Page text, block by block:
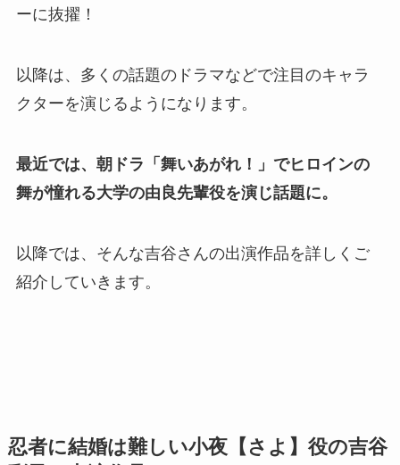
ーに抜擢！
以降は、多くの話題のドラマなどで注目のキャラ
クターを演じるようになります。
最近では、朝ドラ「舞いあがれ！」でヒロインの
舞が憧れる大学の由良先輩役を演じ話題に。
以降では、そんな吉谷さんの出演作品を詳しくご
紹介していきます。
忍者に結婚は難しい小夜【さよ】役の吉谷